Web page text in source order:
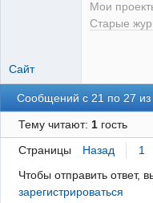
Мои
Старые
Сайт
Сообщений с 21 по 27 из
Тему читают: 1гость
Страницы Назад 1
Чтобы отправить ответ,
зарегистрироваться